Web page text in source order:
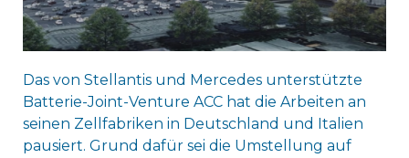
Das von Stellantis und Mercedes unterstützte
Batterie-Joint-Venture ACC hat die Arbeiten an
seinen Zellfabriken in Deutschland und Italien
pausiert. Grund dafür sei die Umstellung auf